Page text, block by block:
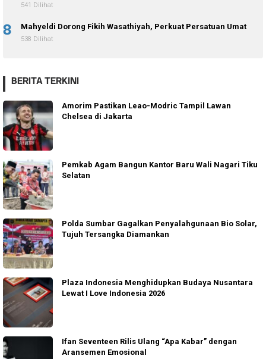
541 Dilihat
8 Mahyeldi Dorong Fikih Wasathiyah, Perkuat Persatuan Umat
538 Dilihat
BERITA TERKINI
Amorim Pastikan Leao-Modric Tampil Lawan
Chelsea di Jakarta
Pemkab Agam Bangun Kantor Baru Wali Nagari Tiku
Selatan
Polda Sumbar Gagalkan Penyalahgunaan Bio Solar,
Tujuh Tersangka Diamankan
Plaza Indonesia Menghidupkan Budaya Nusantara
Lewat I Love Indonesia 2026
Ifan Seventeen Rilis Ulang “Apa Kabar” dengan
Aransemen Emosional